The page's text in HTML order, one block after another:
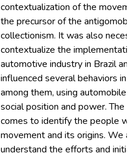
contextualization of the
the precursor of the
collectionism. It was also
contextualize the
automotive industry in Brazil
influenced several behaviors in
among them, using
social position and power. The
comes to identify the people
movement and its origins. We
understand the efforts and